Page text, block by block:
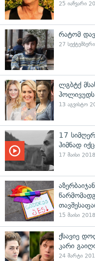
25 იანვარი
რატომ
27
ლგბტქ
13 აგვისტო
17
ჰიმნად
17 მაისი
15 მაისი
ქსავიე
კარი
24 მარტი